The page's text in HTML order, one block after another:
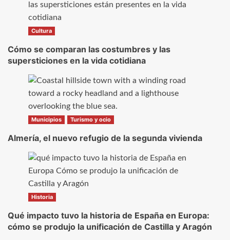
Cultura
Cómo se comparan las costumbres y las
supersticiones en la vida cotidiana
Municipios Turismo y ocio
Almería, el nuevo refugio de la segunda vivienda
Historia
Qué impacto tuvo la historia de España en Europa:
cómo se produjo la unificación de Castilla y Aragón